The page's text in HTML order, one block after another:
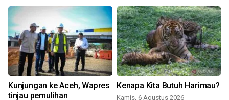
Kunjungan ke Aceh, Wapres
tinjau pemulihan
Kenapa Kita Butuh Harimau?
Kamis, 6 Agustus 2026